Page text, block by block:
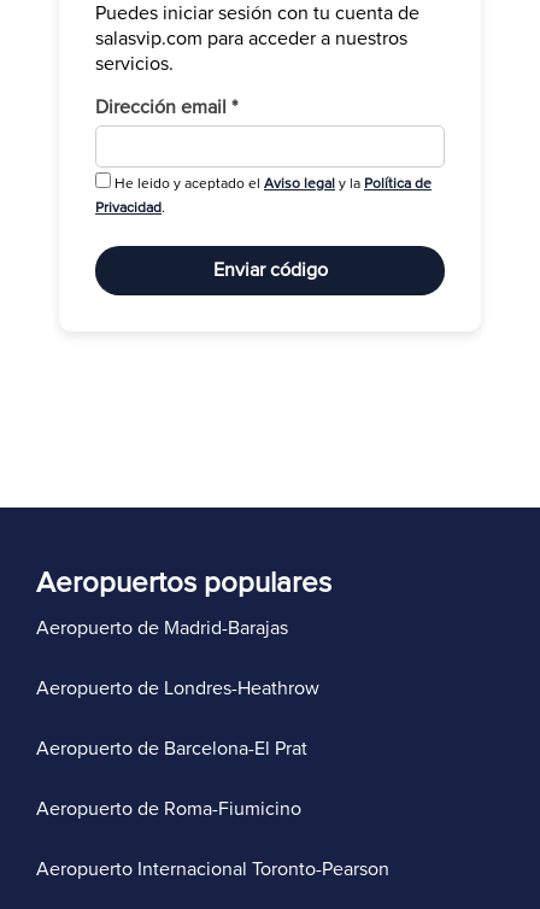
Puedes iniciar sesión con tu cuenta de
salasvip.com para acceder a nuestros
servicios.
Dirección email *Obligatorio
He leido y aceptado el Aviso legal y la Política de
Privacidad.
Enviar código
Aeropuertos populares
Aeropuerto de Madrid-Barajas
Aeropuerto de Londres-Heathrow
Aeropuerto de Barcelona-El Prat
Aeropuerto de Roma-Fiumicino
Aeropuerto Internacional Toronto-Pearson